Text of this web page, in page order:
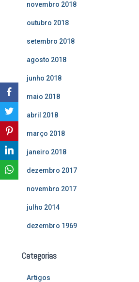
novembro 2018
outubro 2018
setembro 2018
agosto 2018
junho 2018
maio 2018
abril 2018
março 2018
janeiro 2018
dezembro 2017
novembro 2017
julho 2014
dezembro 1969
Categorias
Artigos